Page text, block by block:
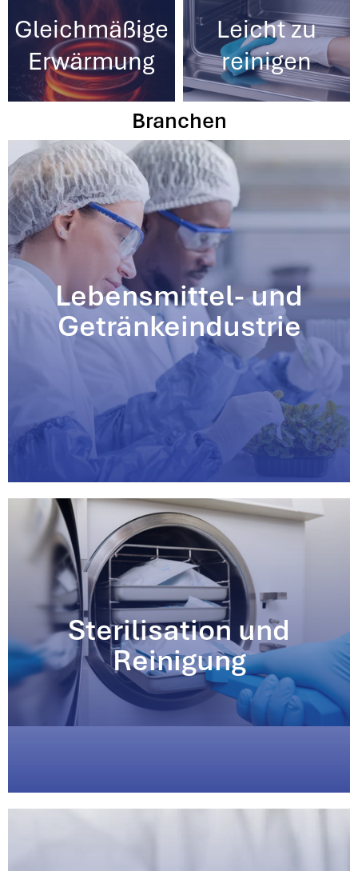
Gleichmäßige
Erwärmung
Leicht zu
reinigen
Branchen
Lebensmittel- und
Getränkeindustrie
Sterilisation und
Reinigung